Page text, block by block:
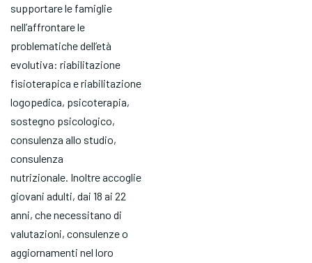
supportare le famiglie
nell’affrontare le
problematiche dell’età
evolutiva: riabilitazione
fisioterapica e riabilitazione
logopedica, psicoterapia,
sostegno psicologico,
consulenza allo studio,
consulenza
nutrizionale. Inoltre accoglie
giovani adulti, dai 18 ai 22
anni, che necessitano di
valutazioni, consulenze o
aggiornamenti nel loro